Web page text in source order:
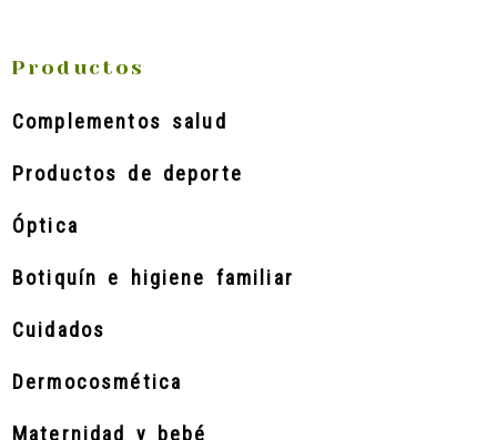
Productos
Complementos salud
Productos de deporte
Óptica
Botiquín e higiene familiar
Cuidados
Dermocosmética
Maternidad y bebé